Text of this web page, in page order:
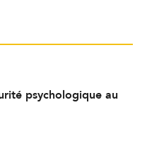
psychologique au